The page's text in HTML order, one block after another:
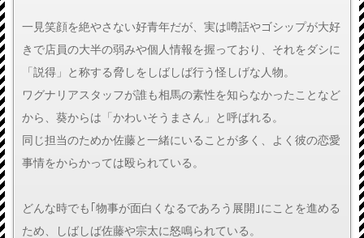
一見笑顔を絶やさない好青年だが、実は噂話やゴシップが大好
きで店員の大半の弱みや個人情報を握っており、それをダシに
「説得」と称する脅しをしばしば行う怪しげな人物。
ワグナリアスタッフが誰も相馬の素性を知らなかったことなど
から、葵からは「かわいそうまさん」と呼ばれる。
同じ担当のためか佐藤と一緒にいることが多く、よく彼の恋愛
事情をからかっては殴られている。
どんな時でも｢物事が面白くなるであろう展開｣にことを進める
ため、しばしば佐藤や宗太に怒鳴られている。